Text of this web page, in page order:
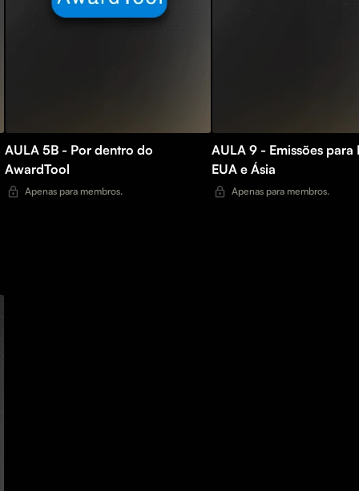
AULA 5B - Por dentro do
AwardTool
Apenas para membros.
AULA 9 - Emissões para
EUA e Ásia
Apenas para membros.